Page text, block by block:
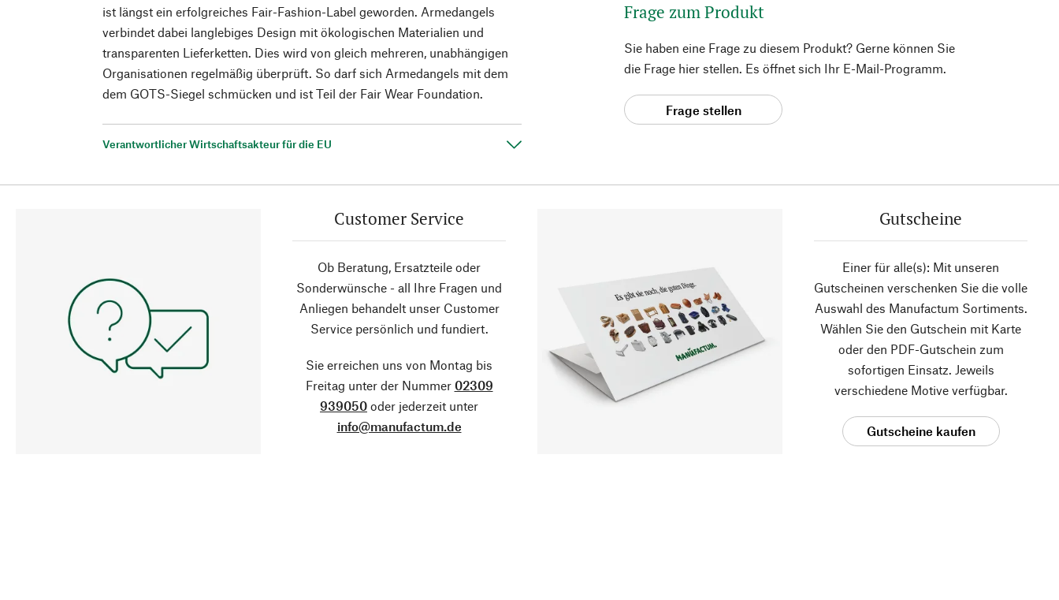
ist längst ein erfolgreiches Fair-Fashion-Label geworden. Armedangels
verbindet dabei langlebiges Design mit ökologischen Materialien und
transparenten Lieferketten. Dies wird von gleich mehreren, unabhängigen
Organisationen regelmäßig überprüft. So darf sich Armedangels mit dem
dem GOTS-Siegel schmücken und ist Teil der Fair Wear Foundation.
Verantwortlicher Wirtschaftsakteur für die EU
Frage zum Produkt
Sie haben eine Frage zu diesem Produkt? Gerne können Sie
die Frage hier stellen. Es öffnet sich Ihr E-Mail-Programm.
Frage stellen
Customer Service
Ob Beratung, Ersatzteile oder
Sonderwünsche - all Ihre Fragen und
Anliegen behandelt unser Customer
Service persönlich und fundiert.
Sie erreichen uns von Montag bis
Freitag unter der Nummer 02309
939050 oder jederzeit unter
info@manufactum.de
Gutscheine
Einer für alle(s): Mit unseren
Gutscheinen verschenken Sie die volle
Auswahl des Manufactum Sortiments.
Wählen Sie den Gutschein mit Karte
oder den PDF-Gutschein zum
sofortigen Einsatz. Jeweils
verschiedene Motive verfügbar.
Gutscheine kaufen